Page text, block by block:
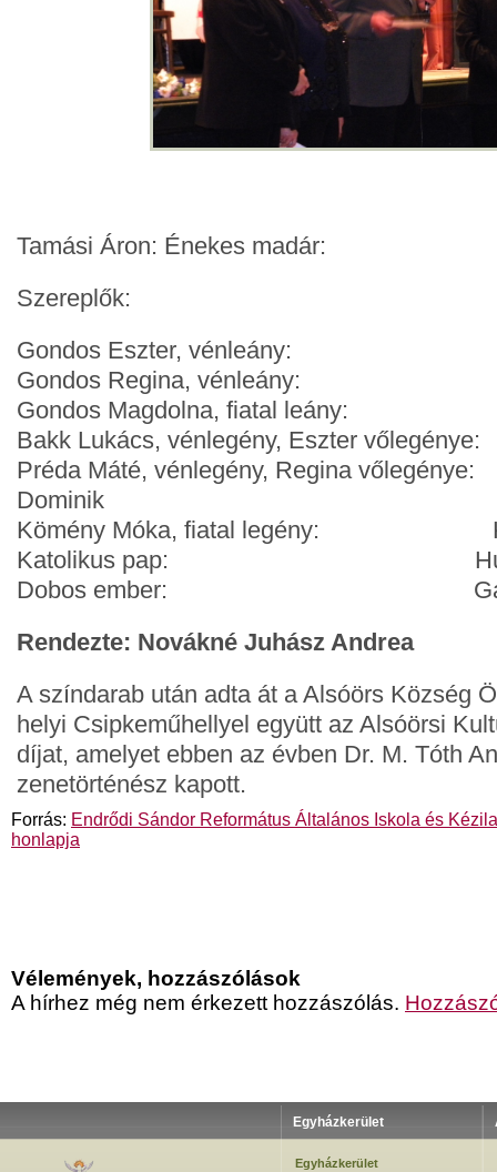
Tamási Áron: Énekes madár:
Szereplők:
Gondos Eszter, vénleány:
Gondos Regina, vénleány:
Gondos Magdolna, fiatal leány:
Bakk Lukács, vénlegény, Eszter
Préda Máté, vénlegény, Regina
Dominik
Kömény Móka, fiatal legény:
Katolikus pap: Hunyady
Dobos ember:
Rendezte: Novákné Juhász Andrea
A színdarab után adta át a Alsóörs Község
helyi Csipkeműhellyel együtt az Alsóörsi
díjat, amelyet ebben az évben Dr. M. Tóth
zenetörténész kapott.
Forrás: Endrődi Sándor Református Általános Iskola és
honlapja
Vélemények, hozzászólások
A hírhez még nem érkezett hozzászólás.
Egyházkerület
Egyházkerület